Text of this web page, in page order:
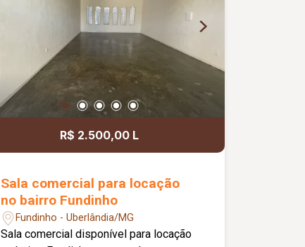
de apoio, além de 02 vagas de garagem
com portão eletrônico. Observação: o
imóvel não possui armários planejados.
R$ 2.500,00 L
Sala comercial para locação
no bairro Fundinho
Fundinho - Uberlândia/MG
Sala comercial disponível para locação